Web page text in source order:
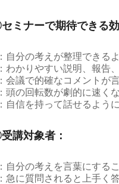
ミナーで期待できる効
自分の考えが整理できる
わかりやすい説明、報告
会議で的確なコメントが
頭の回転数が劇的に速く
自信を持って話せるよう
講対象者：
自分の考えを言葉にする
急に質問されると上手く